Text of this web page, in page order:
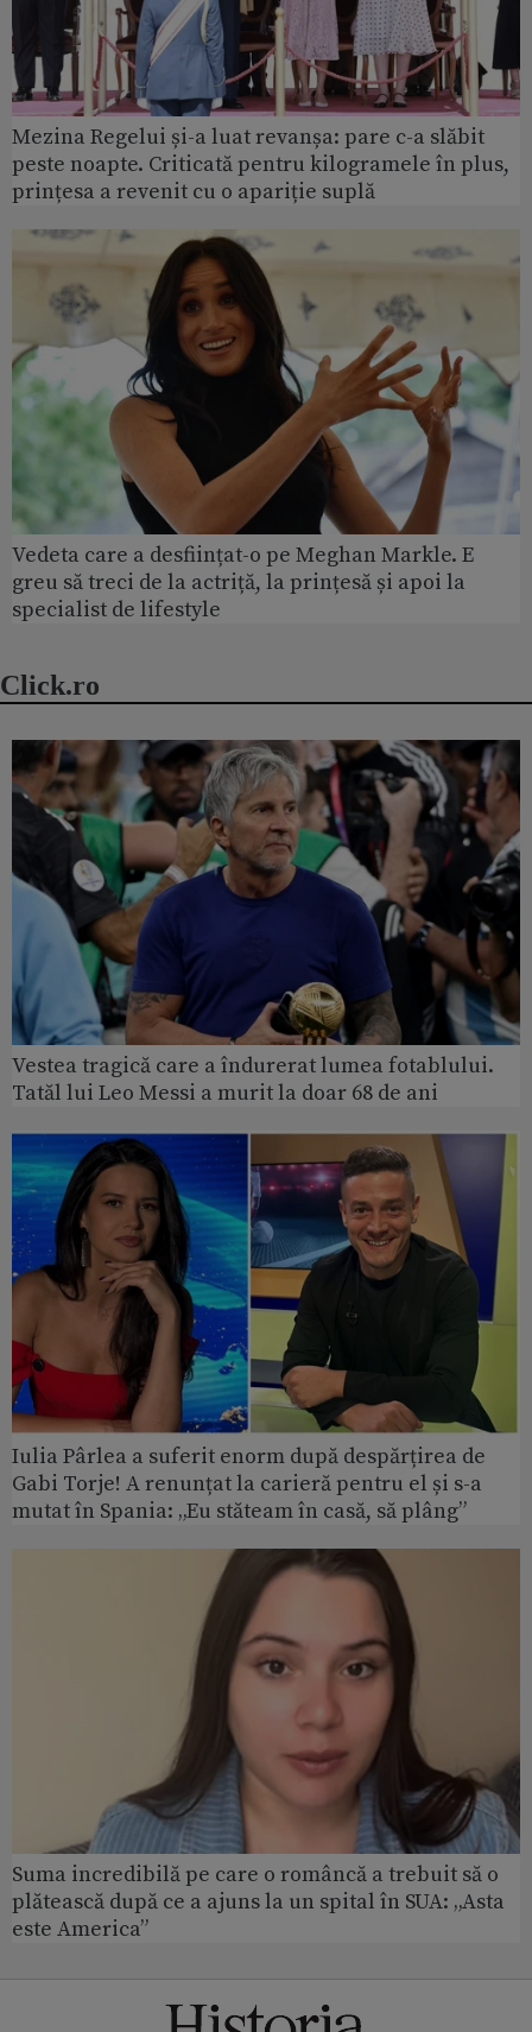
Mezina Regelui și-a luat revanșa: pare c-a slăbit
peste noapte. Criticată pentru kilogramele în plus,
prințesa a revenit cu o apariție suplă
Vedeta care a desființat-o pe Meghan Markle. E
greu să treci de la actriță, la prințesă și apoi la
specialist de lifestyle
Click.ro
Vestea tragică care a îndurerat lumea fotablului.
Tatăl lui Leo Messi a murit la doar 68 de ani
Iulia Pârlea a suferit enorm după despărțirea de
Gabi Torje! A renunțat la carieră pentru el și s-a
mutat în Spania: „Eu stăteam în casă, să plâng”
Suma incredibilă pe care o româncă a trebuit să o
plătească după ce a ajuns la un spital în SUA: „Asta
este America”